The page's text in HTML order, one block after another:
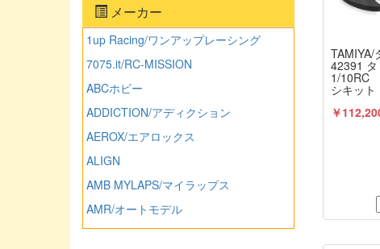
TAMIYA/
42391
1/10RC
シキッ
￥
メーカー
1up Racing/ワンアップレーシング
7075.it/RC-MISSION
ABCホビー
ADDICTION/アディクション
AEROX/エアロックス
ALIGN
AMB MYLAPS/マイラップス
AMR/オートモデル
ARROWMAX/アローマックス